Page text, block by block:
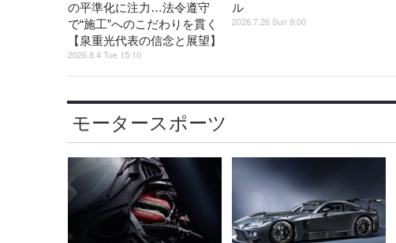
の平準化に注力…法令遵守
で“施工”へのこだわりを貫く
【泉重光代表の信念と展望】
2026.8.4 Tue 15:10
ル
2026.7.26 Sun 9:00
モータースポーツ